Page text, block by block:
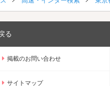
る
掲載のお問い合わせ
サイトマップ